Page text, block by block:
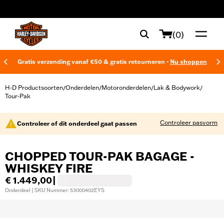
(0)
Gratis verzending vanaf €50 & gratis retourneren - Nu shoppen
H-D Productsoorten/Onderdelen/Motoronderdelen/Lak & Bodywork/
Tour-Pak
Controleer of dit onderdeel gaat passen Controleer pasvorm
CHOPPED TOUR-PAK BAGAGE -
WHISKEY FIRE
€ 1.449,00
Onderdeel | SKU Nummer: 53000402EYS